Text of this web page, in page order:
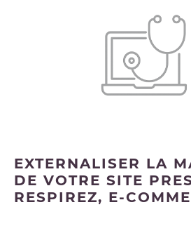
EXTERNALISER LA
DE VOTRE SITE
RESPIREZ, E-